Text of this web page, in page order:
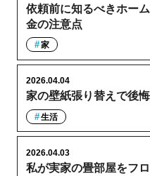
依頼前に知るべきホー
金の注意点
家
家の壁紙張り替えで後
2026.04.04
生活
私が実家の畳部屋をフ
2026.04.03